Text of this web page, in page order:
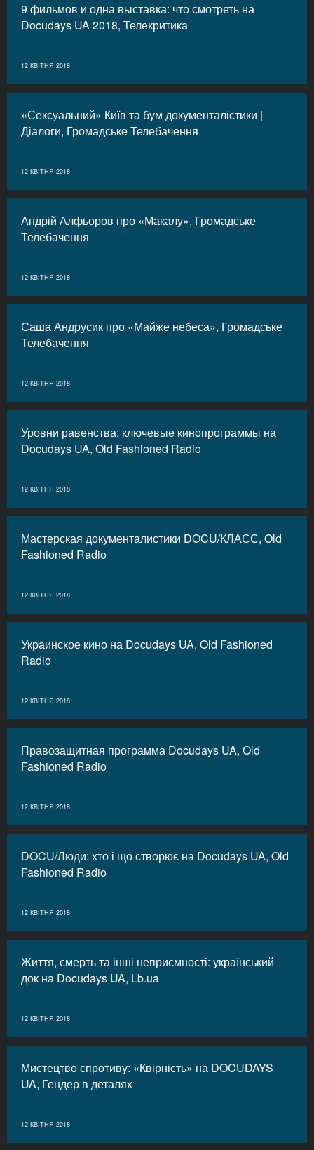
9 фильмов и одна выставка: что смотреть на
Docudays UA 2018, Телекритика
12 КВІТНЯ 2018
«Сексуальний» Київ та бум документалістики |
Діалоги, Громадське Телебачення
12 КВІТНЯ 2018
Андрій Алфьоров про «Макалу», Громадське
Телебачення
12 КВІТНЯ 2018
Саша Андрусик про «Майже небеса», Громадське
Телебачення
12 КВІТНЯ 2018
Уровни равенства: ключевые кинопрограммы на
Docudays UA, Old Fashioned Radio
12 КВІТНЯ 2018
Мастерская документалистики DOCU/КЛАСС, Old
Fashioned Radio
12 КВІТНЯ 2018
Украинское кино на Docudays UA, Old Fashioned
Radio
12 КВІТНЯ 2018
Правозащитная программа Docudays UA, Old
Fashioned Radio
12 КВІТНЯ 2018
DOCU/Люди: хто і що створює на Docudays UA, Old
Fashioned Radio
12 КВІТНЯ 2018
Життя, смерть та інші неприємності: український
док на Docudays UA, Lb.ua
12 КВІТНЯ 2018
Мистецтво спротиву: «Квірність» на DOCUDAYS
UA, Гендер в деталях
12 КВІТНЯ 2018